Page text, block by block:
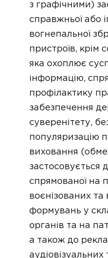
з графічними)
справжньої або
вогнепальної
пристроїв, крім
яка охоплює
інформацію,
профілактику
забезпечення
суверенітету,
популяризацію
виховання
застосовується
спрямованої на
воєнізованих та
формувань у
органів та на
а також до
аудіовізуальних